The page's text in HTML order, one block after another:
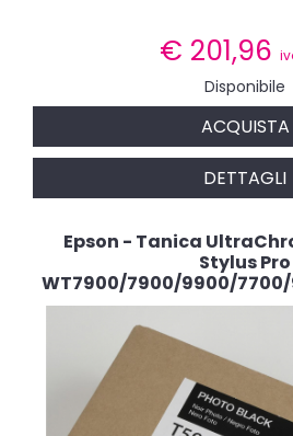
€ 201,96
Disponibile
ACQUISTA
DETTAGLI
Epson - Tanica
Stylus Pro
WT7900/7900/9900/